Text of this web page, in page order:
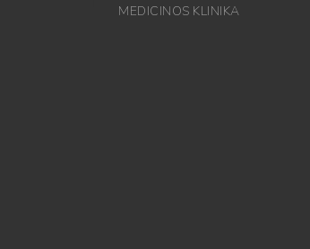
MEDICINOS KLINIKA